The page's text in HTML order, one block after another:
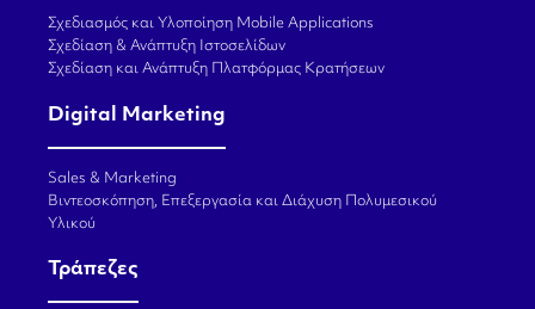
Σχεδιασμός και Υλοποίηση Mobile Applications
Σχεδίαση & Ανάπτυξη Ιστοσελίδων
Σχεδίαση και Ανάπτυξη Πλατφόρμας Κρατήσεων
Digital Marketing
Sales & Marketing
Βιντεοσκόπηση, Επεξεργασία και Διάχυση Πολυμεσικού
Υλικού
Τράπεζες